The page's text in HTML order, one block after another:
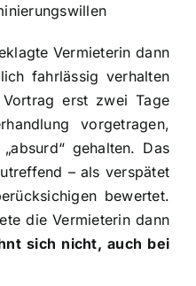
Vermieterin dann
fahrlässig verhalten
erst zwei Tage
vorgetragen,
gehalten. Das
– als verspätet
bewertet.
die Vermieterin dann
sich nicht, auch bei